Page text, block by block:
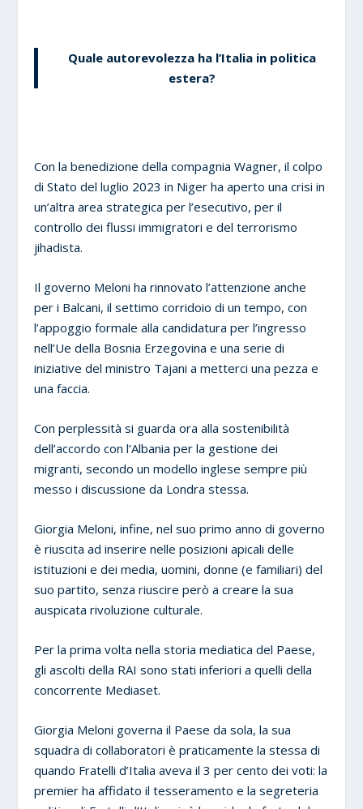
Quale autorevolezza ha l’Italia in politica
estera?
Con la benedizione della compagnia Wagner, il colpo
di Stato del luglio 2023 in Niger ha aperto una crisi in
un’altra area strategica per l’esecutivo, per il
controllo dei flussi immigratori e del terrorismo
jihadista.
Il governo Meloni ha rinnovato l’attenzione anche
per i Balcani, il settimo corridoio di un tempo, con
l’appoggio formale alla candidatura per l’ingresso
nell’Ue della Bosnia Erzegovina e una serie di
iniziative del ministro Tajani a metterci una pezza e
una faccia.
Con perplessità si guarda ora alla sostenibilità
dell’accordo con l’Albania per la gestione dei
migranti, secondo un modello inglese sempre più
messo i discussione da Londra stessa.
Giorgia Meloni, infine, nel suo primo anno di governo
è riuscita ad inserire nelle posizioni apicali delle
istituzioni e dei media, uomini, donne (e familiari) del
suo partito, senza riuscire però a creare la sua
auspicata rivoluzione culturale.
Per la prima volta nella storia mediatica del Paese,
gli ascolti della RAI sono stati inferiori a quelli della
concorrente Mediaset.
Giorgia Meloni governa il Paese da sola, la sua
squadra di collaboratori è praticamente la stessa di
quando Fratelli d’Italia aveva il 3 per cento dei voti: la
premier ha affidato il tesseramento e la segreteria